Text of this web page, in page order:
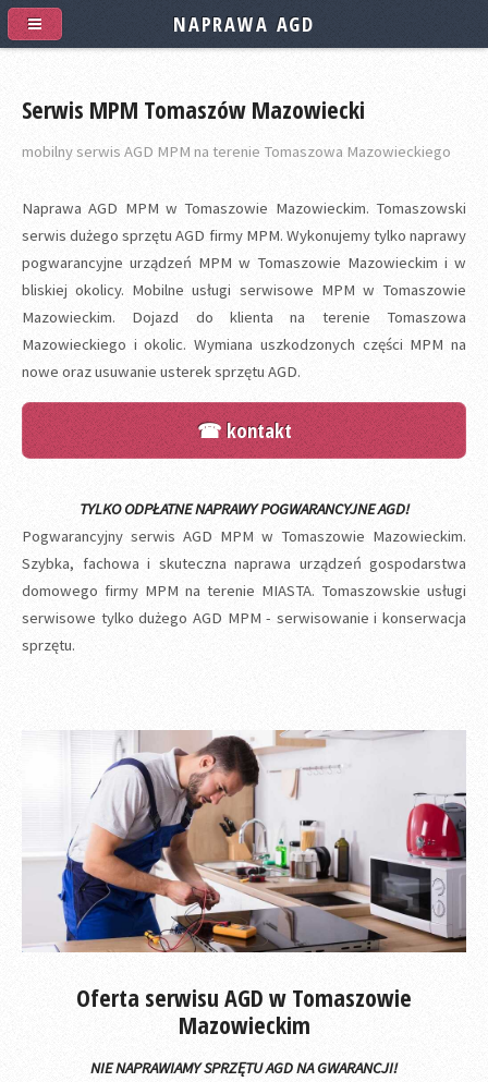
Serwis MPM Tomaszów Mazowiecki
mobilny serwis AGD MPM na terenie Tomaszowa Mazowieckiego
Naprawa AGD MPM w Tomaszowie Mazowieckim. Tomaszowski
serwis dużego sprzętu AGD firmy MPM. Wykonujemy tylko naprawy
pogwarancyjne urządzeń MPM w Tomaszowie Mazowieckim i w
bliskiej okolicy. Mobilne usługi serwisowe MPM w Tomaszowie
Mazowieckim. Dojazd do klienta na terenie Tomaszowa
Mazowieckiego i okolic. Wymiana uszkodzonych części MPM na
nowe oraz usuwanie usterek sprzętu AGD.
☎ kontakt
TYLKO ODPŁATNE NAPRAWY POGWARANCYJNE AGD!
Pogwarancyjny serwis AGD MPM w Tomaszowie Mazowieckim.
Szybka, fachowa i skuteczna naprawa urządzeń gospodarstwa
domowego firmy MPM na terenie MIASTA. Tomaszowskie usługi
serwisowe tylko dużego AGD MPM - serwisowanie i konserwacja
sprzętu.
Oferta serwisu AGD w Tomaszowie
Mazowieckim
NIE NAPRAWIAMY SPRZĘTU AGD NA GWARANCJI!
NAPRAWA AGD